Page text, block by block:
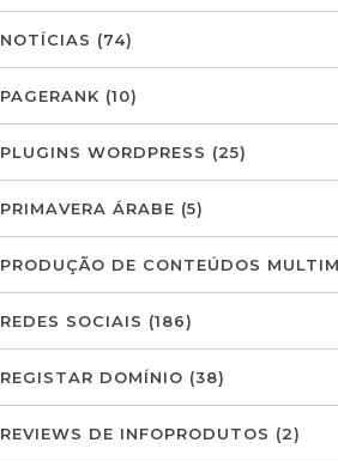
NOTÍCIAS (74)
PAGERANK (10)
PLUGINS WORDPRESS (25)
PRIMAVERA ÁRABE (5)
PRODUÇÃO DE CONTEÚDOS
REDES SOCIAIS (186)
REGISTAR DOMÍNIO (38)
REVIEWS DE INFOPRODUTOS (2)